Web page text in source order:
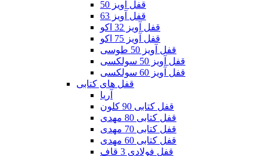
قفل آویز 50
قفل آویز 63
قفل آویز 32 اکو
قفل آویز 75 اکو
قفل آویز 50 طوسی
قفل آویز 50 سولکسی
قفل آویز 60 سولکسی
قفل های کتابی
آریا
قفل کتابی 90 کلون
قفل کتابی 80 مهدی
قفل کتابی 70 مهدی
قفل کتابی 60 مهدی
قفل فولادی 3 قاف